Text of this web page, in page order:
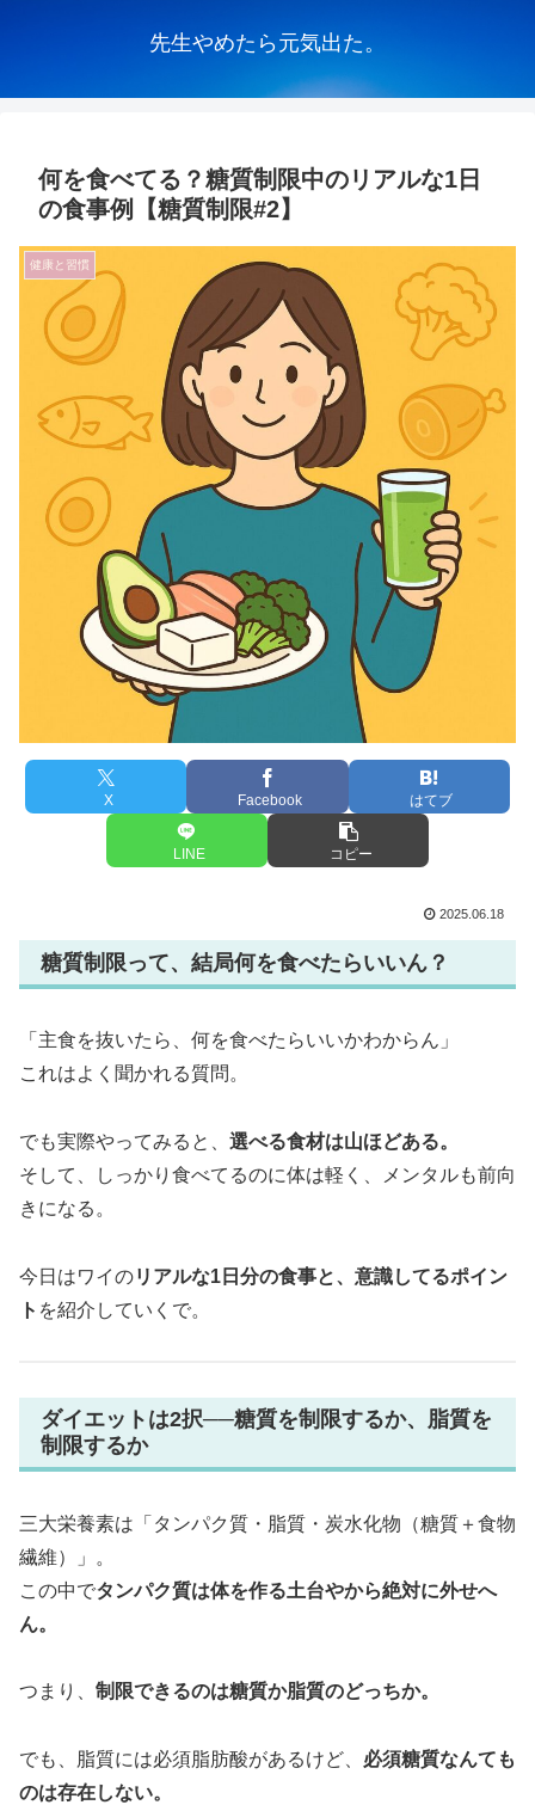
先生やめたら元気出た。
何を食べてる？糖質制限中のリアルな1日
の食事例【糖質制限#2】
健康と習慣
X Facebook はてブ
LINE コピー
2025.06.18
糖質制限って、結局何を食べたらいいん？
「主食を抜いたら、何を食べたらいいかわからん」
これはよく聞かれる質問。
でも実際やってみると、 選べる食材は山ほどある。
そして、しっかり食べてるのに体は軽く、メンタルも前向
きになる。
今日はワイのリアルな1日分の食事と、意識してるポイン
ト を紹介していくで。
ダイエットは2択──糖質を制限するか、脂質を
制限するか
三大栄養素は「タンパク質・脂質・炭水化物（糖質＋食物
繊維）」。
この中でタンパク質は体を作る土台やから絶対に外せへ
ん。
つまり、 制限できるのは糖質か脂質のどっちか。
でも、脂質には必須脂肪酸があるけど、 必須糖質なんても
のは存在しない。